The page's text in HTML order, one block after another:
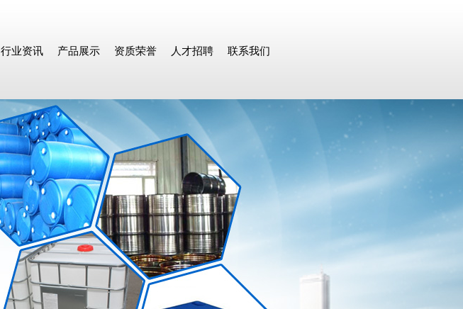
行业资讯 产品展示 资质荣誉 人才招聘 联系我们